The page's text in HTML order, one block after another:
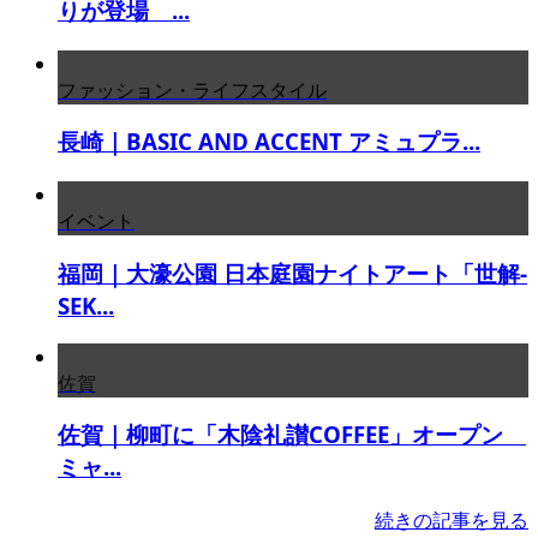
りが登場 ...
ファッション・ライフスタイル
長崎｜BASIC AND ACCENT アミュプラ...
イベント
福岡｜大濠公園 日本庭園ナイトアート「世解-
SEK...
佐賀
佐賀｜柳町に「木陰礼讃COFFEE」オープン
ミャ...
続きの記事を見る